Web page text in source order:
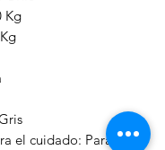
Kg
el cuidado: Para